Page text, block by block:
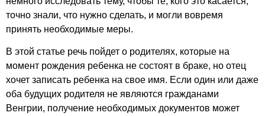
точно знали, что нужно сделать, и могли вовремя
принять необходимые меры.
В этой статье речь пойдет о родителях, которые на
момент рождения ребенка не состоят в браке, но отец
хочет записать ребенка на свое имя. Если один или даже
оба будущих родителя не являются гражданами
Венгрии, получение необходимых документов может